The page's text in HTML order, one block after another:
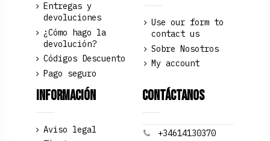
Entregas y
devoluciones
¿Cómo hago la
devolución?
Códigos Descuento
Pago seguro
Use our form to
contact us
Sobre Nosotros
My account
Información
Aviso legal
Contáctanos
+34614130370